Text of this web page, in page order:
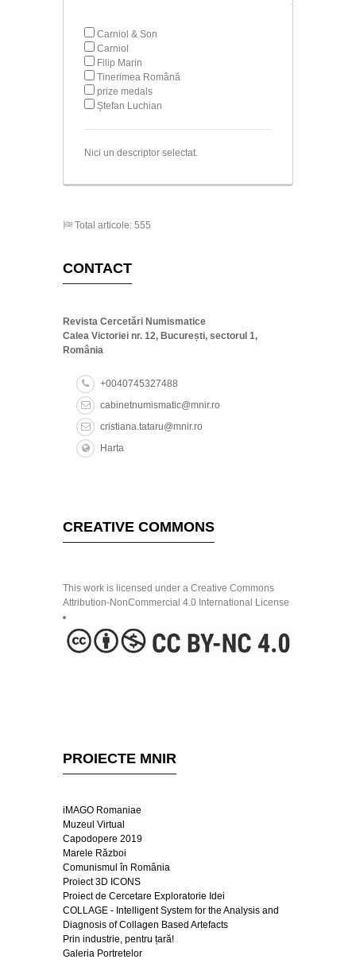
Carniol & Son
Carniol
Filip Marin
Tinerimea Română
prize medals
Ștefan Luchian
Nici un descriptor selectat.
Total articole: 555
CONTACT
Revista Cercetări Numismatice
Calea Victoriei nr. 12, București, sectorul 1,
România
+0040745327488
cabinetnumismatic@mnir.ro
cristiana.tataru@mnir.ro
Harta
CREATIVE COMMONS
This work is licensed under a Creative Commons
Attribution-NonCommercial 4.0 International License
PROIECTE MNIR
iMAGO Romaniae
Muzeul Virtual
Capodopere 2019
Marele Război
Comunismul în România
Proiect 3D ICONS
Proiect de Cercetare Exploratorie Idei
COLLAGE - Intelligent System for the Analysis and
Diagnosis of Collagen Based Artefacts
Prin industrie, pentru țară!
Galeria Portretelor